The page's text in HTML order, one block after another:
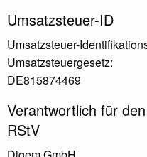
Umsatzsteuer-ID
Umsatzsteuer-
Umsatzsteuergesetz:
DE815874469
Verantwortlich für
RStV